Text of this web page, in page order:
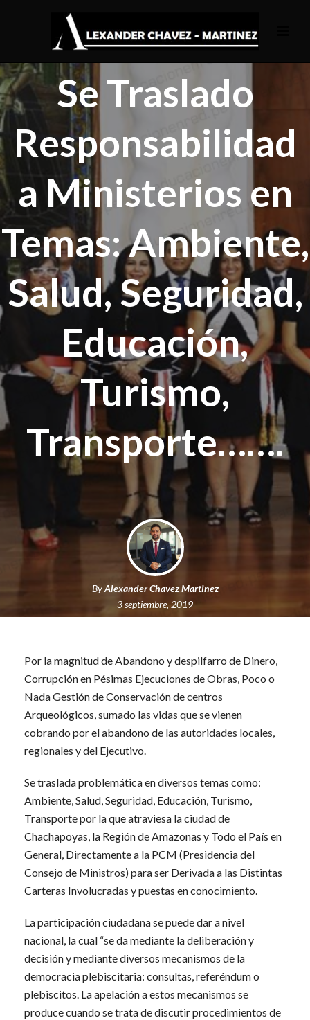
Se Traslado
Responsabilidad
a Ministerios en
Temas: Ambiente,
Salud, Seguridad,
Educación,
Turismo,
Transporte…….
ByAlexander Chavez Martinez
3 septiembre, 2019
Por la magnitud de Abandono y despilfarro de Dinero,
Corrupción en Pésimas Ejecuciones de Obras, Poco o
Nada Gestión de Conservación de centros
Arqueológicos, sumado las vidas que se vienen
cobrando por el abandono de las autoridades locales,
regionales y del Ejecutivo.
Se traslada problemática en diversos temas como:
Ambiente, Salud, Seguridad, Educación, Turismo,
Transporte por la que atraviesa la ciudad de
Chachapoyas, la Región de Amazonas y Todo el País en
General, Directamente a la PCM (Presidencia del
Consejo de Ministros) para ser Derivada a las Distintas
Carteras Involucradas y puestas en conocimiento.
La participación ciudadana se puede dar a nivel
nacional, la cual “se da mediante la deliberación y
decisión y mediante diversos mecanismos de la
democracia plebiscitaria: consultas, referéndum o
plebiscitos. La apelación a estos mecanismos se
produce cuando se trata de discutir procedimientos de